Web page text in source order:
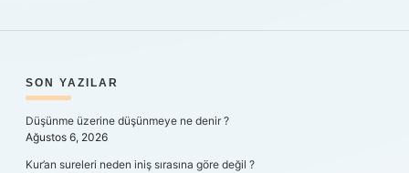
SIDEBAR
SON YAZILAR
Düşünme üzerine düşünmeye ne denir ?
Ağustos 6, 2026
Kur’an sureleri neden iniş sırasına göre değil ?